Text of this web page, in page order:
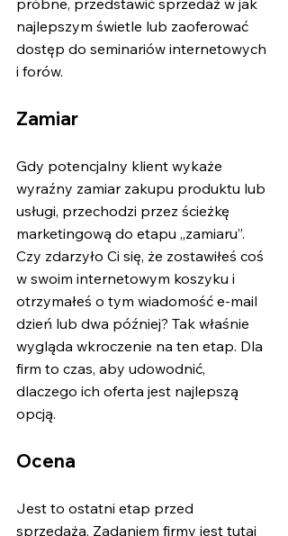
najlepszym świetle lub zaoferować
dostęp do seminariów internetowych
i forów.
Zamiar
Gdy potencjalny klient wykaże
wyraźny zamiar zakupu produktu lub
usługi, przechodzi przez ścieżkę
marketingową do etapu „zamiaru”.
Czy zdarzyło Ci się, że zostawiłeś coś
w swoim internetowym koszyku i
otrzymałeś o tym wiadomość e-mail
dzień lub dwa później? Tak właśnie
wygląda wkroczenie na ten etap. Dla
firm to czas, aby udowodnić,
dlaczego ich oferta jest najlepszą
opcją.
Ocena
Jest to ostatni etap przed
sprzedażą. Zadaniem firmy jest tutaj